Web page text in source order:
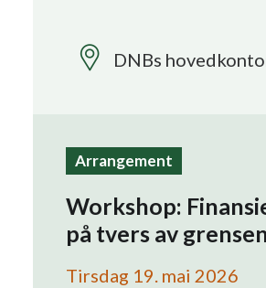
Medlemmer
Om oss
Search
DNBs
Arrangement
Workshop:
på tvers av
Tirsdag 19. mai 2026